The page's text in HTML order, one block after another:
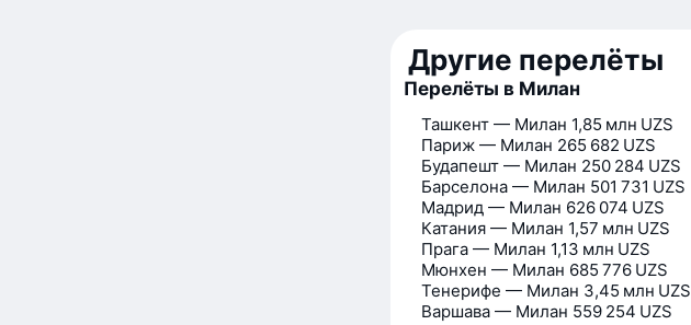
Другие перелёты
Перелёты в Милан
Ташкент — Милан 1,85 млн UZS
Париж — Милан 265 682 UZS
Будапешт — Милан 250 284 UZS
Барселона — Милан 501 731 UZS
Мадрид — Милан 626 074 UZS
Катания — Милан 1,57 млн UZS
Прага — Милан 1,13 млн UZS
Мюнхен — Милан 685 776 UZS
Тенерифе — Милан 3,45 млн UZS
Варшава — Милан 559 254 UZS